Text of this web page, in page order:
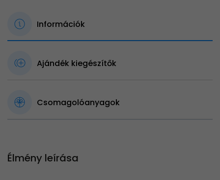
Információk
Ajándék kiegészítők
Csomagolóanyagok
Élmény leírása